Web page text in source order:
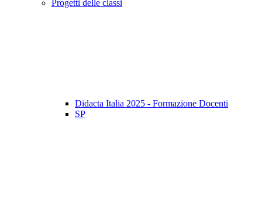
Progetti delle classi
Didacta Italia 2025 - Formazione Docenti
SP